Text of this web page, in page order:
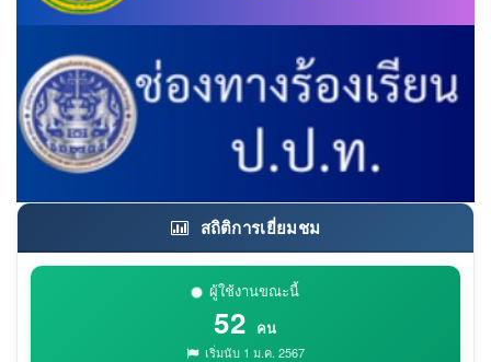
สถิติการเยี่ยมชม
ผู้ใช้งานขณะนี้
52 คน
เริ่มนับ 1 ม.ค. 2567